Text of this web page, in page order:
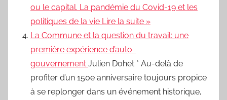
ou le capital. La pandémie du Covid-19 et les
politiques de la vie Lire la suite »
La Commune et la question du travail: une
première expérience d’auto-
gouvernement Julien Dohet * Au-delà de
profiter d’un 150e anniversaire toujours propice
à se replonger dans un événement historique,